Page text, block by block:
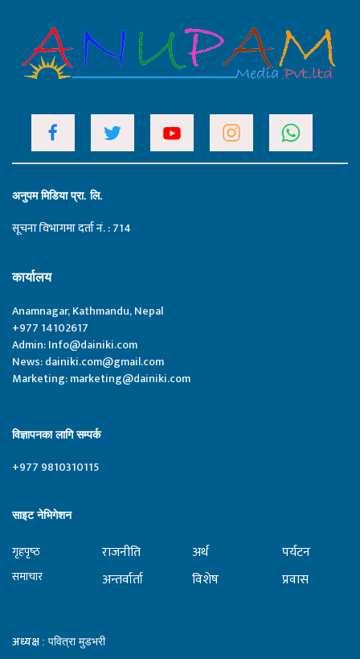
अनुपम मिडिया प्रा. लि.
सूचना विभागमा दर्ता नं. : 714
कार्यालय
Anamnagar, Kathmandu, Nepal
+977 14102617
Admin:Info@dainiki.com
News:dainiki.com@gmail.com
Marketing:marketing@dainiki.com
विज्ञापनका लागि सम्पर्क
+977 9810310115
साइट नेभिगेशन
गृहपृष्‍ठ
समाचार
राजनीति
अन्तर्वार्ता
अर्थ
विशेष
पर्यटन
प्रवास
अध्यक्ष : पवित्रा मुडभरी